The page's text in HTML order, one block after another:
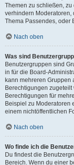
Themen zu schließen,
verhindern Moderatoren,
Thema Passendes, oder
Nach oben
Was sind
Benutzergruppen sind
in für die Board-
kann mehreren
Berechtigungen
Berechtigungen für
Beispiel zu Moderatoren
einem nichtöffentlichen
Nach oben
Wo finde ich die
Du findest die
Bereich. Wenn du einer